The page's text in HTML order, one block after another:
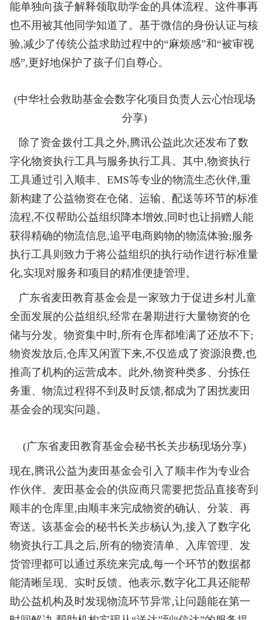
能单独向孩子解释领取助学金的具体流程。这件事再
也不用被其他同学知道了。基于微信的身份认证与核
验,减少了传统公益求助过程中的“麻烦感”和“被审视
感”,更好地保护了孩子们自尊心。
(中华社会救助基金会数字化项目负责人云心怡现场
分享)
除了资金拨付工具之外,腾讯公益此次还发布了数
字化物资执行工具与服务执行工具。其中,物资执行
工具通过引入顺丰、EMS等专业的物流生态伙伴,重
新构建了公益物资在仓储、运输、配送等环节的标准
流程,不仅帮助公益组织降本增效,同时也让捐赠人能
获得精确的物流信息,追平电商购物的物流体验;服务
执行工具则致力于将公益组织的执行动作进行标准量
化,实现对服务和项目的精准便捷管理。
广东省麦田教育基金会是一家致力于促进乡村儿童
全面发展的公益组织,经常在暑期进行大量物资的仓
储与分发。物资集中时,所有仓库都堆满了还放不下;
物资发放后,仓库又闲置下来,不仅造成了资源浪费,也
推高了机构的运营成本。此外,物资种类多、分拣任
务重、物流过程得不到及时反馈,都成为了困扰麦田
基金会的现实问题。
(广东省麦田教育基金会秘书长关步杨现场分享)
现在,腾讯公益为麦田基金会引入了顺丰作为专业合
作伙伴。麦田基金会的供应商只需要把货品直接寄到
顺丰的仓库里,由顺丰来完成物资的确认、分装、再
寄送。该基金会的秘书长关步杨认为,接入了数字化
物资执行工具之后,所有的物资清单、入库管理、发
货管理都可以通过系统来完成,每一个环节的数据都
能清晰呈现、实时反馈。他表示,数字化工具还能帮
助公益机构及时发现物流环节异常,让问题能在第一